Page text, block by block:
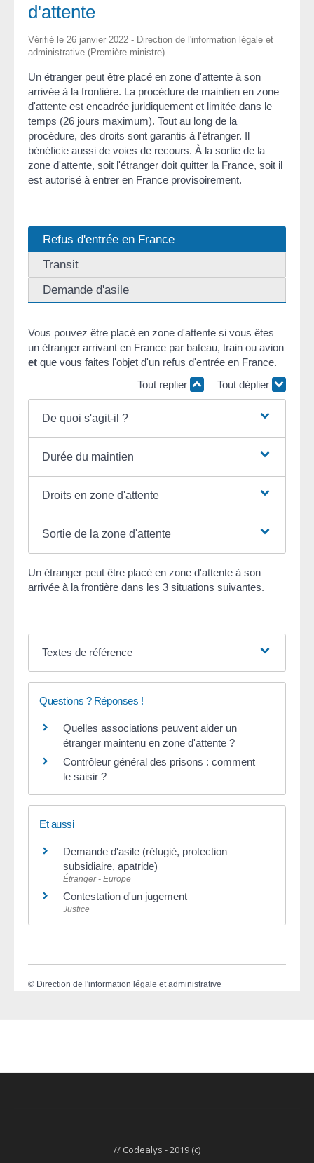
d'attente
Vérifié le 26 janvier 2022 - Direction de l'information légale et
administrative (Première ministre)
Un étranger peut être placé en zone d'attente à son
arrivée à la frontière. La procédure de maintien en zone
d'attente est encadrée juridiquement et limitée dans le
temps (26 jours maximum). Tout au long de la
procédure, des droits sont garantis à l'étranger. Il
bénéficie aussi de voies de recours. À la sortie de la
zone d'attente, soit l'étranger doit quitter la France, soit il
est autorisé à entrer en France provisoirement.
Refus d'entrée en France
Transit
Demande d'asile
Vous pouvez être placé en zone d'attente si vous êtes
un étranger arrivant en France par bateau, train ou avion
et que vous faites l'objet d'un refus d'entrée en France.
Tout replier
Tout déplier
De quoi s'agit-il ?
Durée du maintien
Droits en zone d'attente
Sortie de la zone d'attente
Un étranger peut être placé en zone d'attente à son
arrivée à la frontière dans les 3 situations suivantes.
Textes de référence
Questions ? Réponses !
Quelles associations peuvent aider un
étranger maintenu en zone d'attente ?
Contrôleur général des prisons : comment
le saisir ?
Et aussi
Demande d'asile (réfugié, protection
subsidiaire, apatride)
Étranger - Europe
Contestation d'un jugement
Justice
© Direction de l'information légale et administrative
// Codealys - 2019 (c)